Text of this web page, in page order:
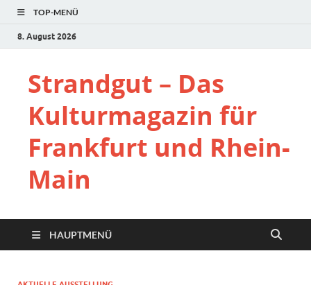
TOP-MENÜ
8. August 2026
Strandgut – Das
Kulturmagazin für
Frankfurt und Rhein-
Main
HAUPTMENÜ